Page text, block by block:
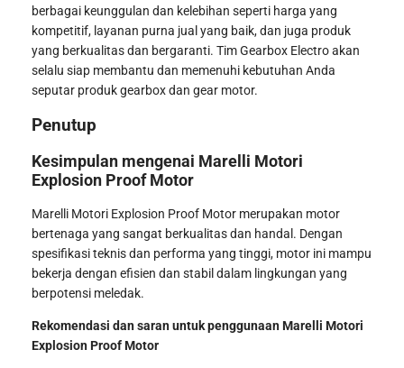
berbagai keunggulan dan kelebihan seperti harga yang
kompetitif, layanan purna jual yang baik, dan juga produk
yang berkualitas dan bergaranti. Tim Gearbox Electro akan
selalu siap membantu dan memenuhi kebutuhan Anda
seputar produk gearbox dan gear motor.
Penutup
Kesimpulan mengenai Marelli Motori
Explosion Proof Motor
Marelli Motori Explosion Proof Motor merupakan motor
bertenaga yang sangat berkualitas dan handal. Dengan
spesifikasi teknis dan performa yang tinggi, motor ini mampu
bekerja dengan efisien dan stabil dalam lingkungan yang
berpotensi meledak.
Rekomendasi dan saran untuk penggunaan Marelli Motori
Explosion Proof Motor